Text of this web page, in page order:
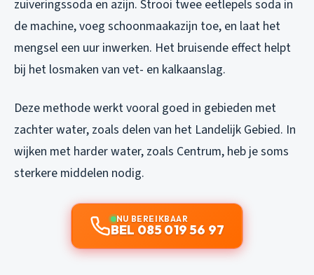
zuiveringssoda en azijn. Strooi twee eetlepels soda in
de machine, voeg schoonmaakazijn toe, en laat het
mengsel een uur inwerken. Het bruisende effect helpt
bij het losmaken van vet- en kalkaanslag.
Deze methode werkt vooral goed in gebieden met
zachter water, zoals delen van het Landelijk Gebied. In
wijken met harder water, zoals Centrum, heb je soms
sterkere middelen nodig.
NU BEREIKBAAR
BEL 085 019 56 97